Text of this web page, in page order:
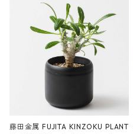
藤田金属 FUJITA KINZOKU PLANT